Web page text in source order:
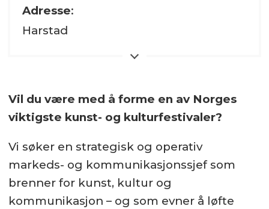
Adresse:
Harstad
Hjemmeside
Sektor:
Offentlig
Arbeidsforhold:
Vil du være med å forme en av Norges
viktigste kunst- og kulturfestivaler?
Vi søker en strategisk og operativ
markeds- og kommunikasjonssjef som
brenner for kunst, kultur og
kommunikasjon – og som evner å løfte